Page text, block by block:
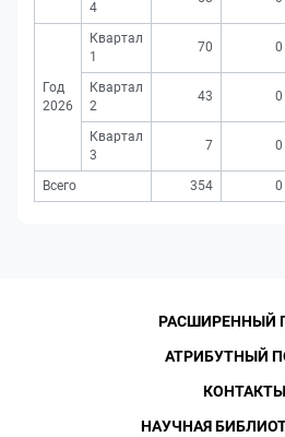
4
Год
2026
Квартал
1
70 0
Квартал
2
43 0
Квартал
3
7 0
Всего 354 0
РАСШИРЕННЫЙ
АТРИБУТНЫЙ
КОНТАКТЫ
НАУЧНАЯ